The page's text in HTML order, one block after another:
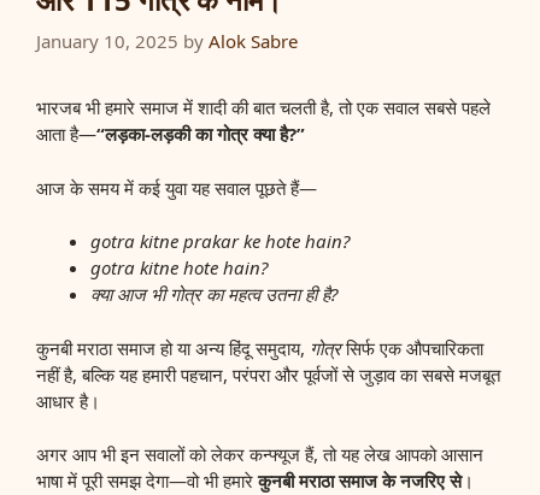
January 10, 2025 by Alok Sabre
भारजब भी हमारे समाज में शादी की बात चलती है, तो एक सवाल सबसे पहले
आता है—“लड़का-लड़की का गोत्र क्या है?”
आज के समय में कई युवा यह सवाल पूछते हैं—
gotra kitne prakar ke hote hain?
gotra kitne hote hain?
क्या आज भी गोत्र का महत्व उतना ही है?
कुनबी मराठा समाज हो या अन्य हिंदू समुदाय, गोत्रसिर्फ एक औपचारिकता
नहीं है, बल्कि यह हमारी पहचान, परंपरा और पूर्वजों से जुड़ाव का सबसे मजबूत
आधार है।
अगर आप भी इन सवालों को लेकर कन्फ्यूज हैं, तो यह लेख आपको आसान
भाषा में पूरी समझ देगा—वो भी हमारेकुनबी मराठा समाज के नजरिए से।